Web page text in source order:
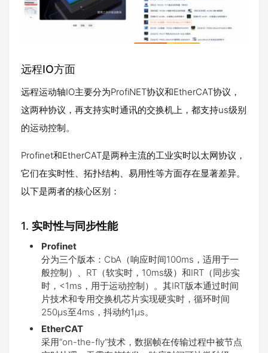
远程IO方面
远程运动轴IO主要分为ProfiNET协议和EtherCAT协议，
这两种协议，再支持实时通讯的交换机上，都支持us级别
的运动控制。
Profinet和EtherCAT是两种主流的工业实时以太网协议，
它们在实时性、拓扑结构、易用性等方面存在显著差异。
以下是两者的核心区别：
1. ​ 实时性与同步性能
Profinet
分为三个版本：CbA（响应时间100ms，适用于一
般控制）、RT（软实时，10ms级）和IRT（同步实
时，<1ms，用于运动控制）。其IRT版本通过时间
片技术和专用交换机芯片实现硬实时，循环时间
250μs至4ms，抖动约1μs。
EtherCAT
采用“on-the-fly”技术，数据帧在传输过程中被节点